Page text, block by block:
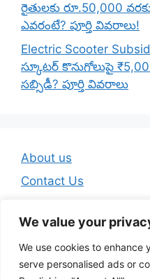
We value your
We use cookies to enhance
serve personalised ads or
రైతులకు రూ.50,000
ఎవరంటే? పూర్తి వివరాలు!
Electric Scooter
స్కూటర్ కొనుగోలుపై
సబ్సిడీ? పూర్తి వివరాలు
About us
Contact Us
Privacy Policy
Terms And Conditions